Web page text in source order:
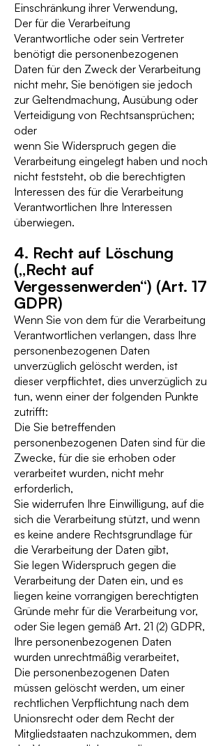
Einschränkung ihrer Verwendung,
Der für die Verarbeitung
Verantwortliche oder sein Vertreter
benötigt die personenbezogenen
Daten für den Zweck der Verarbeitung
nicht mehr, Sie benötigen sie jedoch
zur Geltendmachung, Ausübung oder
Verteidigung von Rechtsansprüchen;
oder
wenn Sie Widerspruch gegen die
Verarbeitung eingelegt haben und noch
nicht feststeht, ob die berechtigten
Interessen des für die Verarbeitung
Verantwortlichen Ihre Interessen
überwiegen.
4. Recht auf Löschung
(„Recht auf
Vergessenwerden“) (Art. 17
GDPR)
Wenn Sie von dem für die Verarbeitung
Verantwortlichen verlangen, dass Ihre
personenbezogenen Daten
unverzüglich gelöscht werden, ist
dieser verpflichtet, dies unverzüglich zu
tun, wenn einer der folgenden Punkte
zutrifft:
Die Sie betreffenden
personenbezogenen Daten sind für die
Zwecke, für die sie erhoben oder
verarbeitet wurden, nicht mehr
erforderlich,
Sie widerrufen Ihre Einwilligung, auf die
sich die Verarbeitung stützt, und wenn
es keine andere Rechtsgrundlage für
die Verarbeitung der Daten gibt,
Sie legen Widerspruch gegen die
Verarbeitung der Daten ein, und es
liegen keine vorrangigen berechtigten
Gründe mehr für die Verarbeitung vor,
oder Sie legen gemäß Art. 21 (2) GDPR,
Ihre personenbezogenen Daten
wurden unrechtmäßig verarbeitet,
Die personenbezogenen Daten
müssen gelöscht werden, um einer
rechtlichen Verpflichtung nach dem
Unionsrecht oder dem Recht der
Mitgliedstaaten nachzukommen, dem